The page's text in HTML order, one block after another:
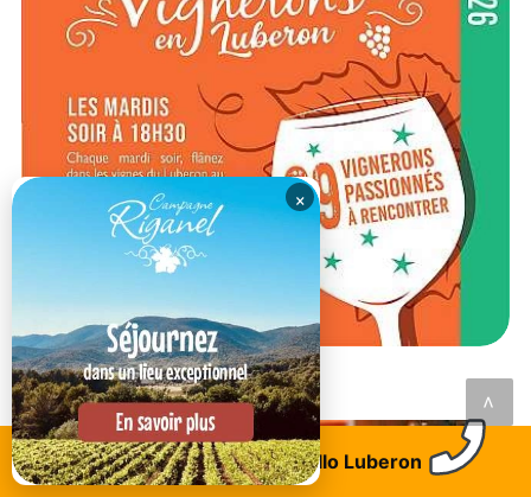
RESTAURANT DU MOMENT
Trouvez un logement Allo Luberon
×
<